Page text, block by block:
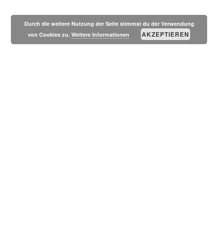
MESSSUCHERWELT
Durch die weitere Nutzung der Seite stimmst du der Verwendung
von Cookies zu.Weitere Informationen AKZEPTIEREN